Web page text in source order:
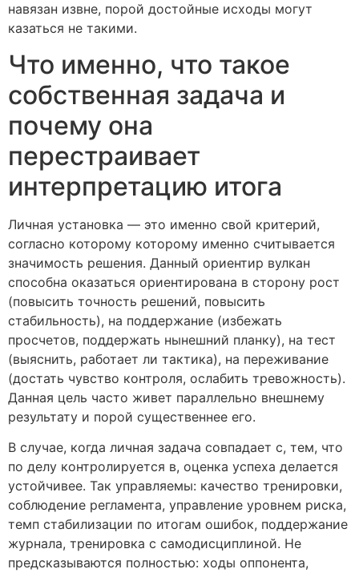
навязан извне, порой достойные исходы могут
казаться не такими.
Что именно, что такое
собственная задача и
почему она
перестраивает
интерпретацию итога
Личная установка — это именно свой критерий,
согласно которому которому именно считывается
значимость решения. Данный ориентир вулкан
способна оказаться ориентирована в сторону рост
(повысить точность решений, повысить
стабильность), на поддержание (избежать
просчетов, поддержать нынешний планку), на тест
(выяснить, работает ли тактика), на переживание
(достать чувство контроля, ослабить тревожность).
Данная цель часто живет параллельно внешнему
результату и порой существеннее его.
В случае, когда личная задача совпадает с, тем, что
по делу контролируется в, оценка успеха делается
устойчивее. Так управляемы: качество тренировки,
соблюдение регламента, управление уровнем риска,
темп стабилизации по итогам ошибок, поддержание
журнала, тренировка с самодисциплиной. Не
предсказываются полностью: ходы оппонента,